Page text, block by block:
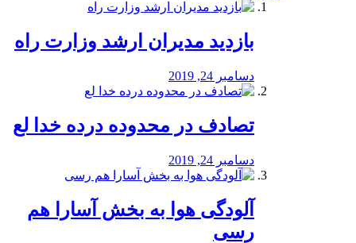
بازدید مدیران ارشد وزارت راه
دسامبر 24, 2019
تصادف در محدوده درده خدا لع
دسامبر 24, 2019
آلودگی هوا به بخش آسارا هم
رسی